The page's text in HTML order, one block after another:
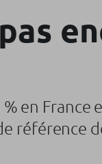
en France
référence